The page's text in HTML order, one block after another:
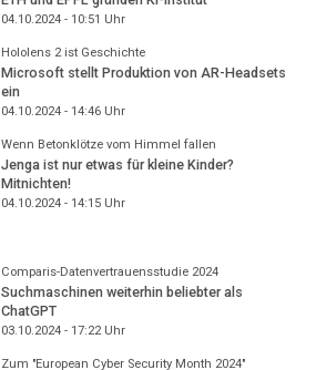
04.10.2024 - 10:51 Uhr
Hololens 2 ist Geschichte
Microsoft stellt Produktion von AR-Headsets
ein
04.10.2024 - 14:46Uhr
Wenn Betonklötze vom Himmel fallen
Jenga ist nur etwas für kleine Kinder?
Mitnichten!
04.10.2024 - 14:15Uhr
Comparis-Datenvertrauensstudie 2024
Suchmaschinen weiterhin beliebter als
ChatGPT
03.10.2024 - 17:22Uhr
Zum "European Cyber Security Month 2024"